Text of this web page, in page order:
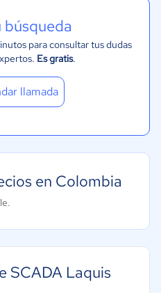
para consultar tus dudas
Es gratis.
llamada
en Colombia
SCADA Laquis